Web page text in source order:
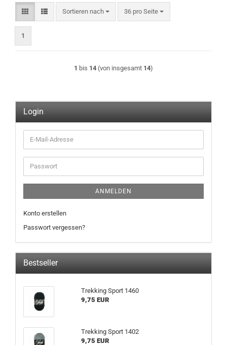
Sortieren nach
Sortieren nach 36 pro Seite
pro Seite
1
1 bis 14 (von insgesamt 14)
Login
E-
Mail-
Adresse
Passwort
ANMELDEN
Konto erstellen
Passwort vergessen?
Bestseller
Trekking Sport 1460
9,75 EUR
Trekking Sport 1402
9,75 EUR